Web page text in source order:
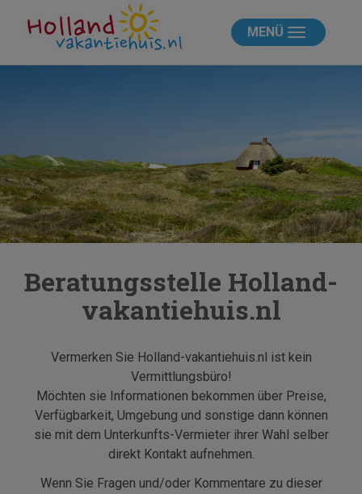
MENÜ
Beratungsstelle Holland-
vakantiehuis.nl
Vermerken Sie Holland-vakantiehuis.nl ist kein
Vermittlungsbüro!
Möchten sie Informationen bekommen über Preise,
Verfügbarkeit, Umgebung und sonstige dann können
sie mit dem Unterkunfts-Vermieter ihrer Wahl selber
direkt Kontakt aufnehmen.
Wenn Sie Fragen und/oder Kommentare zu dieser